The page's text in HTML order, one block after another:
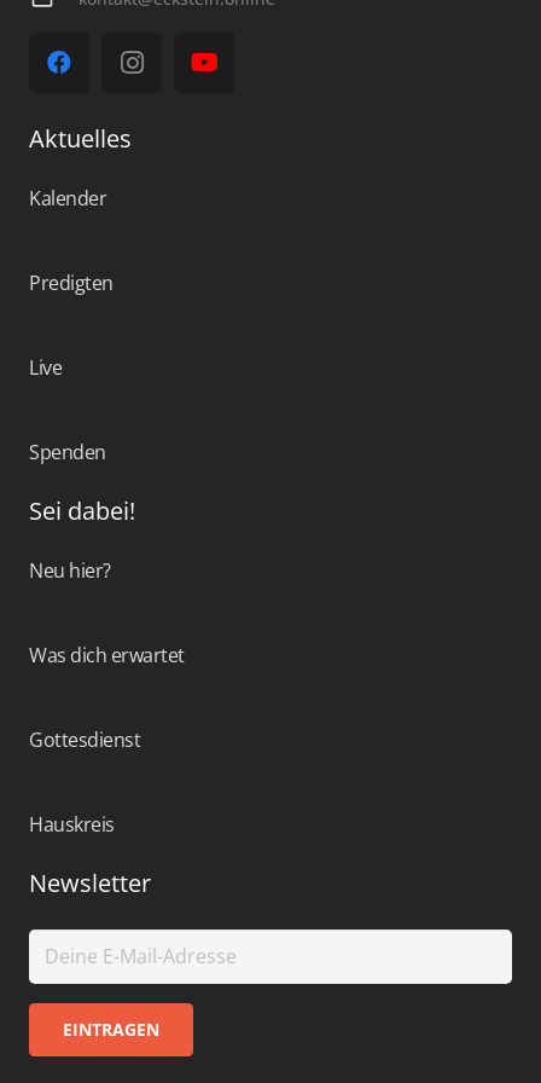
Aktuelles
Kalender
Predigten
Live
Spenden
Sei dabei!
Neu hier?
Was dich erwartet
Gottesdienst
Hauskreis
Newsletter